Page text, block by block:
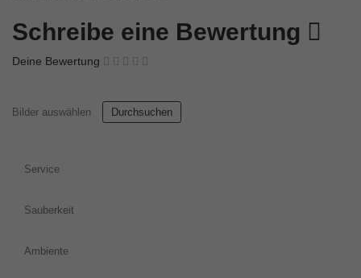
Schreibe eine Bewertung
Deine Bewertung
Bilder auswählen Durchsuchen
Service
Sauberkeit
Ambiente